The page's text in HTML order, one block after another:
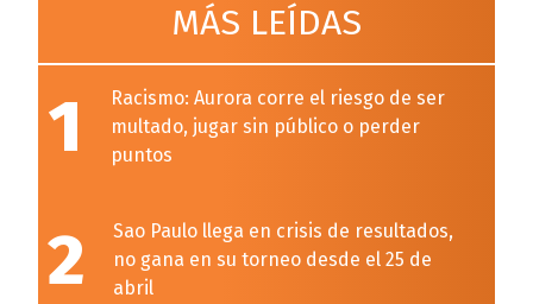
MÁS LEÍDAS
1
Racismo: Aurora corre el riesgo de ser
multado, jugar sin público o perder
puntos
2
Sao Paulo llega en crisis de resultados,
no gana en su torneo desde el 25 de
abril